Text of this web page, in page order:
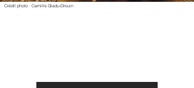
Crédit photo : Camille Gladu-Drouin